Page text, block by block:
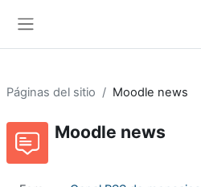
Páginas del sitio Moodle news
Moodle news